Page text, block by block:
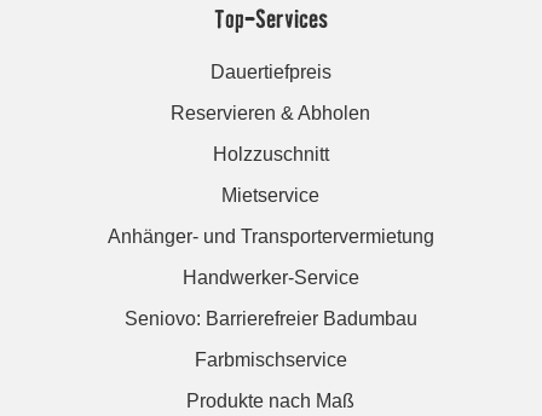
Top-Services
Dauertiefpreis
Reservieren & Abholen
Holzzuschnitt
Mietservice
Anhänger- und Transportervermietung
Handwerker-Service
Seniovo: Barrierefreier Badumbau
Farbmischservice
Produkte nach Maß